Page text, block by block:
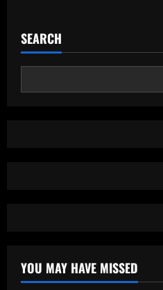
Apple
Lebih
Lebih
SEARCH
YOU MAY HAVE MISSED